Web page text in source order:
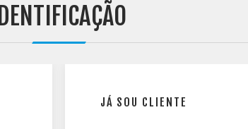
IDENTIFICAÇÃO
JÁ SOU CLIENTE